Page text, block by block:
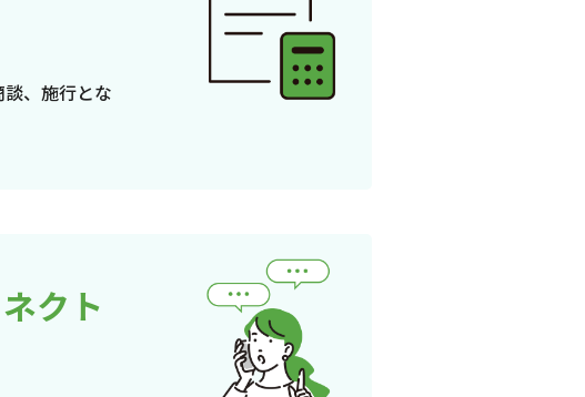
、施行とな
クト